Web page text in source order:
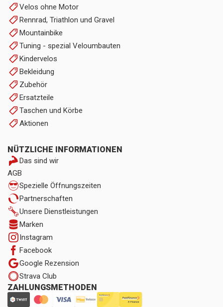
Velos ohne Motor
Rennrad, Triathlon und Gravel
Mountainbike
Tuning - spezial Veloumbauten
Kindervelos
Bekleidung
Zubehör
Ersatzteile
Taschen und Körbe
Aktionen
NÜTZLICHE INFORMATIONEN
Das sind wir
AGB
Spezielle Öffnungszeiten
Partnerschaften
Unsere Dienstleistungen
Marken
Instagram
Facebook
Google Rezension
Strava Club
ZAHLUNGSMETHODEN